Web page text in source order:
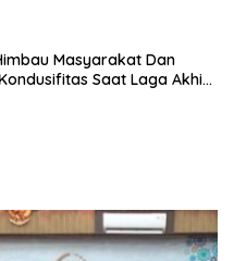
Masyarakat Dan
Saat Laga Akhir